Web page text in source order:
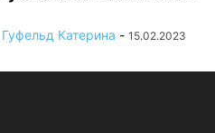
Гуфельд Катерина - 15.02.2023